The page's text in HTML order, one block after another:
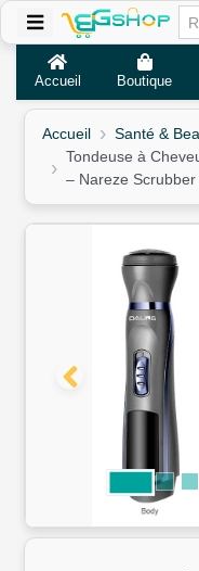
Accueil Boutique
Accueil Santé &
Tondeuse à
– Nareze